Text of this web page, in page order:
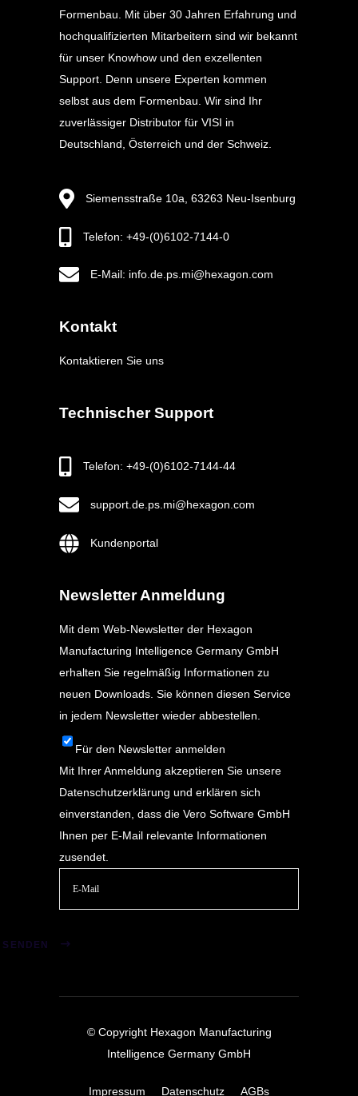
Formenbau. Mit über 30 Jahren Erfahrung und
hochqualifizierten Mitarbeitern sind wir bekannt
für unser Knowhow und den exzellenten
Support. Denn unsere Experten kommen
selbst aus dem Formenbau. Wir sind Ihr
zuverlässiger Distributor für VISI in
Deutschland, Österreich und der Schweiz.
Siemensstraße 10a, 63263 Neu-Isenburg
Telefon: +49-(0)6102-7144-0
E-Mail: info.de.ps.mi@hexagon.com
Kontakt
Kontaktieren Sie uns
Technischer Support
Telefon: +49-(0)6102-7144-44
support.de.ps.mi@hexagon.com
Kundenportal
Newsletter Anmeldung
Mit dem Web-Newsletter der Hexagon
Manufacturing Intelligence Germany GmbH
erhalten Sie regelmäßig Informationen zu
neuen Downloads. Sie können diesen Service
in jedem Newsletter wieder abbestellen.
Für den Newsletter anmelden
Mit Ihrer Anmeldung akzeptieren Sie unsere
Datenschutzerklärung und erklären sich
einverstanden, dass die Vero Software GmbH
Ihnen per E-Mail relevante Informationen
zusendet.
lasse
SENDEN
© Copyright Hexagon Manufacturing
Intelligence Germany GmbH
Impressum Datenschutz AGBs